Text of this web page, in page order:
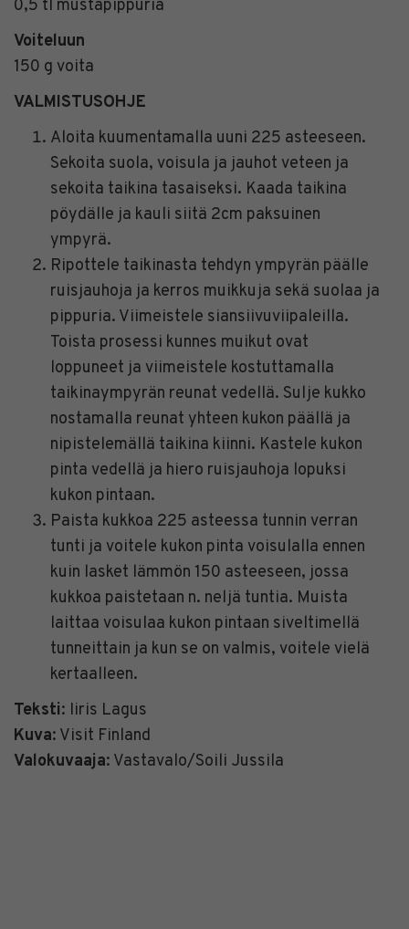
0,5 tl mustapippuria
Voiteluun
150 g voita
VALMISTUSOHJE
Aloita kuumentamalla uuni 225 asteeseen.
Sekoita suola, voisula ja jauhot veteen ja
sekoita taikina tasaiseksi. Kaada taikina
pöydälle ja kauli siitä 2cm paksuinen
ympyrä.
Ripottele taikinasta tehdyn ympyrän päälle
ruisjauhoja ja kerros muikkuja sekä suolaa ja
pippuria. Viimeistele siansiivuviipaleilla.
Toista prosessi kunnes muikut ovat
loppuneet ja viimeistele kostuttamalla
taikinaympyrän reunat vedellä. Sulje kukko
nostamalla reunat yhteen kukon päällä ja
nipistelemällä taikina kiinni. Kastele kukon
pinta vedellä ja hiero ruisjauhoja lopuksi
kukon pintaan.
Paista kukkoa 225 asteessa tunnin verran
tunti ja voitele kukon pinta voisulalla ennen
kuin lasket lämmön 150 asteeseen, jossa
kukkoa paistetaan n. neljä tuntia. Muista
laittaa voisulaa kukon pintaan siveltimellä
tunneittain ja kun se on valmis, voitele vielä
kertaalleen.
Teksti: Iiris Lagus
Kuva: Visit Finland
Valokuvaaja: Vastavalo/Soili Jussila